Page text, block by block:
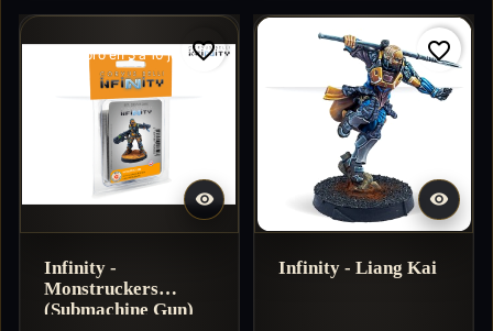
Réappro en 3 à 10 jours

favorite_border
Infinity -
Monstruckers
(Submachine Gun)

favorite_border
Infinity - Liang Kai